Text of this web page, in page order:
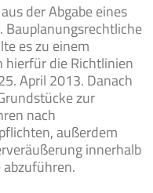
der Abgabe eines
Bauplanungsrechtliche
es zu einem
hierfür die Richtlinien
April 2013. Danach
zur
nach
außerdem
innerhalb
abzuführen.